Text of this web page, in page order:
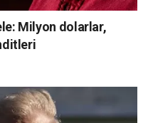
Milyon dolarlar,